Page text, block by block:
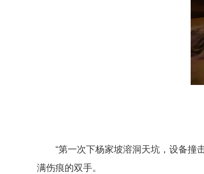
“第一次下杨家坡溶洞天坑，设备撞
满伤痕的双手。